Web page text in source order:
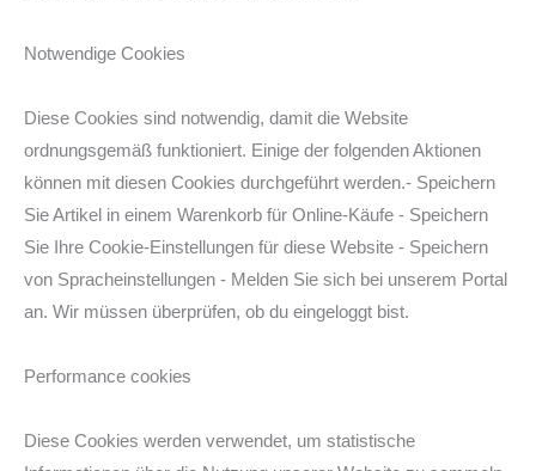
Notwendige Cookies
Diese Cookies sind notwendig, damit die Website
ordnungsgemäß funktioniert. Einige der folgenden Aktionen
können mit diesen Cookies durchgeführt werden.- Speichern
Sie Artikel in einem Warenkorb für Online-Käufe - Speichern
Sie Ihre Cookie-Einstellungen für diese Website - Speichern
von Spracheinstellungen - Melden Sie sich bei unserem Portal
an. Wir müssen überprüfen, ob du eingeloggt bist.
Performance cookies
Diese Cookies werden verwendet, um statistische